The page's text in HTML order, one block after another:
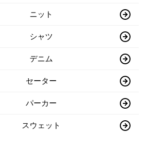
ニット
シャツ
デニム
セーター
パーカー
スウェット